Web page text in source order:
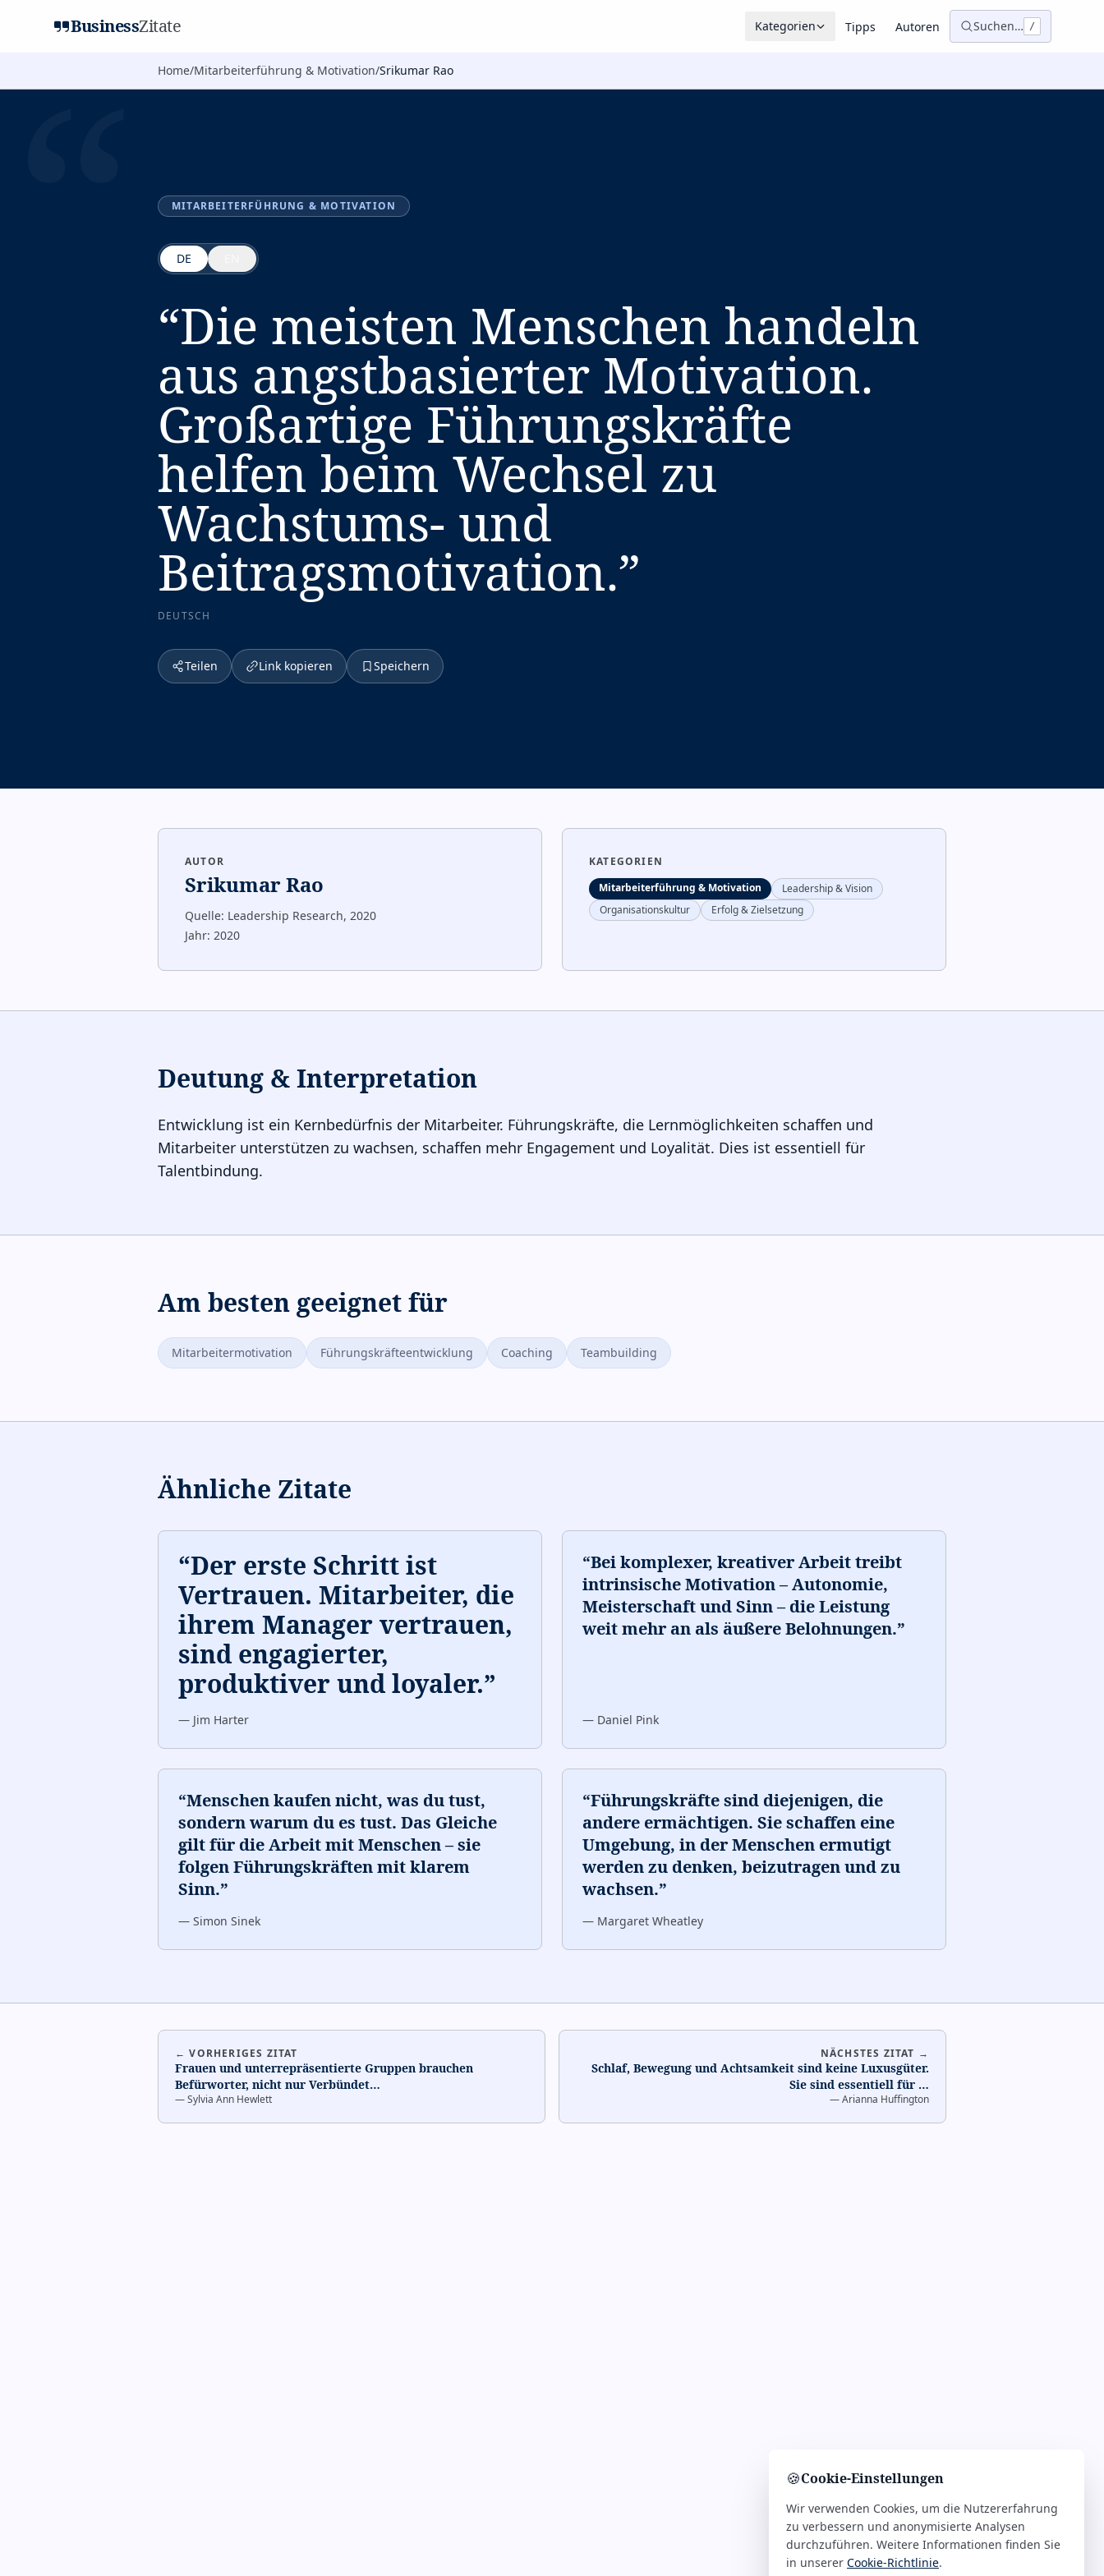
BusinessZitate Kategorien Tipps Autoren Suchen… /
Home/Mitarbeiterführung & Motivation/Srikumar Rao
“ MITARBEITERFÜHRUNG & MOTIVATION
DE
“Die meisten Menschen handeln
aus angstbasierter Motivation.
Großartige Führungskräfte
helfen beim Wechsel zu
Wachstums- und
Beitragsmotivation.”
DEUTSCH
Teilen Link kopieren Speichern
AUTOR
Srikumar Rao
Quelle: Leadership Research, 2020
Jahr: 2020
KATEGORIEN
Mitarbeiterführung & Motivation
Leadership & Vision
Organisationskultur
Erfolg & Zielsetzung
Deutung & Interpretation
Entwicklung ist ein Kernbedürfnis der Mitarbeiter. Führungskräfte, die Lernmöglichkeiten schaffen und
Mitarbeiter unterstützen zu wachsen, schaffen mehr Engagement und Loyalität. Dies ist essentiell für
Talentbindung.
Am besten geeignet für
Mitarbeitermotivation Führungskräfteentwicklung Coaching Teambuilding
Ähnliche Zitate
“Der erste Schritt ist
Vertrauen. Mitarbeiter, die
ihrem Manager vertrauen,
sind engagierter,
produktiver und loyaler.”
— Jim Harter
“Bei komplexer, kreativer Arbeit treibt
intrinsische Motivation – Autonomie,
Meisterschaft und Sinn – die Leistung
weit mehr an als äußere Belohnungen.”
— Daniel Pink
“Menschen kaufen nicht, was du tust,
sondern warum du es tust. Das Gleiche
gilt für die Arbeit mit Menschen – sie
folgen Führungskräften mit klarem
Sinn.”
— Simon Sinek
“Führungskräfte sind diejenigen, die
andere ermächtigen. Sie schaffen eine
Umgebung, in der Menschen ermutigt
werden zu denken, beizutragen und zu
wachsen.”
— Margaret Wheatley
← VORHERIGES ZITAT
Frauen und unterrepräsentierte Gruppen brauchen
Befürworter, nicht nur Verbündet…
—Sylvia Ann Hewlett
NÄCHSTES ZITAT →
Schlaf, Bewegung und Achtsamkeit sind keine Luxusgüter.
Sie sind essentiell für …
—Arianna Huffington
🍪Cookie-Einstellungen
Wir verwenden Cookies, um die Nutzererfahrung
zu verbessern und anonymisierte Analysen
durchzuführen. Weitere Informationen finden Sie
in unserer Cookie-Richtlinie.